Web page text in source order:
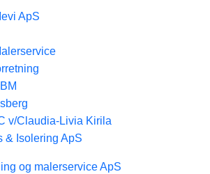
ApS
v/Claudia-Livia Kirila
& Isolering ApS
og malerservice ApS